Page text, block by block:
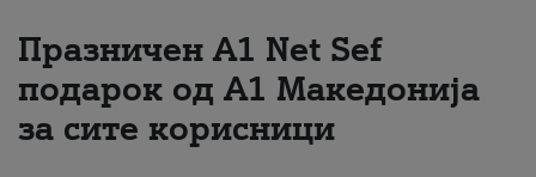
За нас
#ПодобарОнлајн
Празничен A1 Net Sеf
подарок од А1 Македонија
за сите корисници